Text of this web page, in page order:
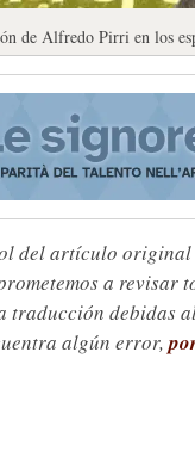
de Alfredo Pirri en los
del artículo
a
traducción debidas
algún error,